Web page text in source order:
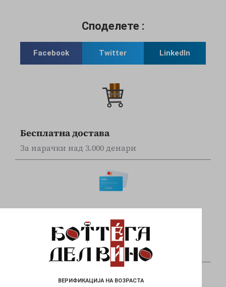
Споделете :
Facebook Twitter LinkedIn
Бесплатна достава
За нарачки над 3.000 денари
Online наплата
Плаќајте сигурно и безбедно со вашите Visa
и Mastercard
ВЕРИФИКАЦИЈА НА ВОЗРАСТА